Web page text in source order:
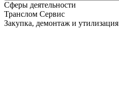
Сферы деятельности
Транслом Сервис
Закупка, демонтаж и утилизация